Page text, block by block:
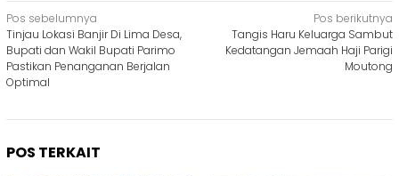
Navigasi
pos
Pos sebelumnya
Tinjau Lokasi Banjir Di Lima Desa,
Bupati dan Wakil Bupati Parimo
Pastikan Penanganan Berjalan
Optimal
Pos berikutnya
Tangis Haru Keluarga Sambut
Kedatangan Jemaah Haji Parigi
Moutong
POS TERKAIT